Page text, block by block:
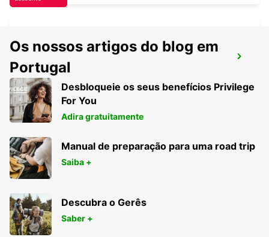
AEROPORTO DE CARCASSONNE
CARCASSONNE - FRANCE
Os nossos artigos do blog em
Portugal
Desbloqueie os seus benefícios Privilege
For You
Adira gratuitamente
Manual de preparação para uma road trip
Saiba +
Descubra o Gerês
Saber +